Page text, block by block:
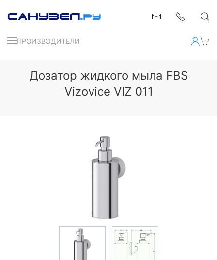
ПРОИЗВОДИТЕЛИ
Дозатор жидкого мыла FBS
Vizovice VIZ 011